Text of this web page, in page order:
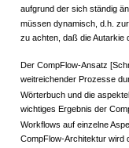
aufgrund der sich ständig
müssen dynamisch, d.h.
zu achten, daß die Autarkie
Der CompFlow-Ansatz
weitreichender Prozesse
Wörterbuch und die
wichtiges Ergebnis der
Workflows auf einzelne
CompFlow-Architektur wird